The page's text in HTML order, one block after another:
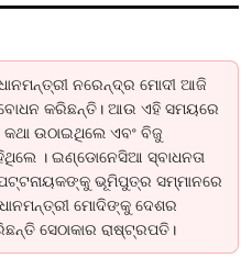
ନରେନ୍ଦ୍ର ମୋଦୀ ଆଜି
କରିଛନ୍ତି। ଆଉ ଏହି ସମୟରେ
ଉଠାଇଥିଲେ ଏବଂ ବିଜୁ
। ଇଣ୍ଡୋନେସିଆ ସ୍ବାଧନତା
ଭୂମିପୁତ୍ର ସମ୍ମାନରେ
ମୋଦିଙ୍କୁ ଦେଶର
ସେଠାକାର ରାଷ୍ଟ୍ରପତି।